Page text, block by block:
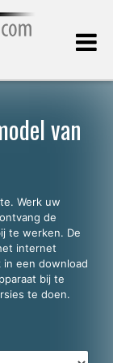
van
Werk uw
de
te werken. De
internet
in een download
bij te
te doen.